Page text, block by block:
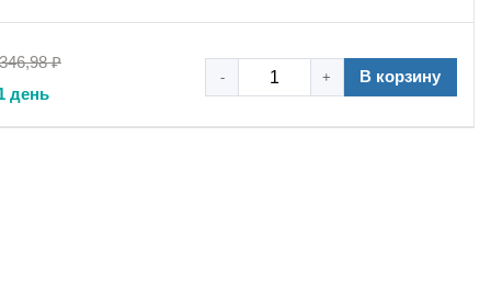
₽
день
- + В корзину